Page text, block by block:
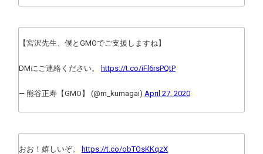
【宮沢先生、僕とGMOでご支援しますね】
DMにご連絡ください。 https://t.co/iFl6rsPQtP
— 熊谷正寿【GMO】 (@m_kumagai) April 27, 2020
おお！嬉しいぞ。 https://t.co/obTOsKKqzX